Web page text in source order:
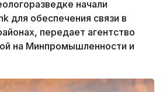
начали
для обеспечения связи в
передает агентство
на Минпромышленности и